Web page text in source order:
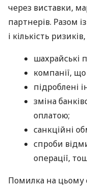
через виставки,
партнерів. Разом
і кількість
шахрайські
компанії,
підроблені
зміна
оплатою;
санкційні
спроби
операції,
Помилка на цьому